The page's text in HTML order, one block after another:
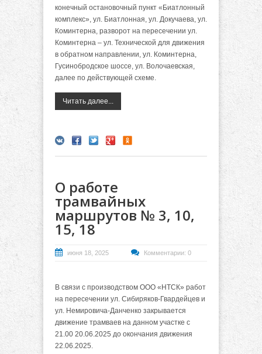
конечный остановочный пункт «Биатлонный
комплекс», ул. Биатлонная, ул. Докучаева, ул.
Коминтерна, разворот на пересечении ул.
Коминтерна – ул. Технической для движения
в обратном направлении, ул. Коминтерна,
Гусинобродское шоссе, ул. Волочаевская,
далее по действующей схеме.
Читать далее...
О работе
трамвайных
маршрутов № 3, 10,
15, 18
июня 18, 2025 Комментарии: 0
В связи с производством ООО «НТСК» работ
на пересечении ул. Сибиряков-Гвардейцев и
ул. Немировича-Данченко закрывается
движение трамваев на данном участке с
21.00 20.06.2025 до окончания движения
22.06.2025.